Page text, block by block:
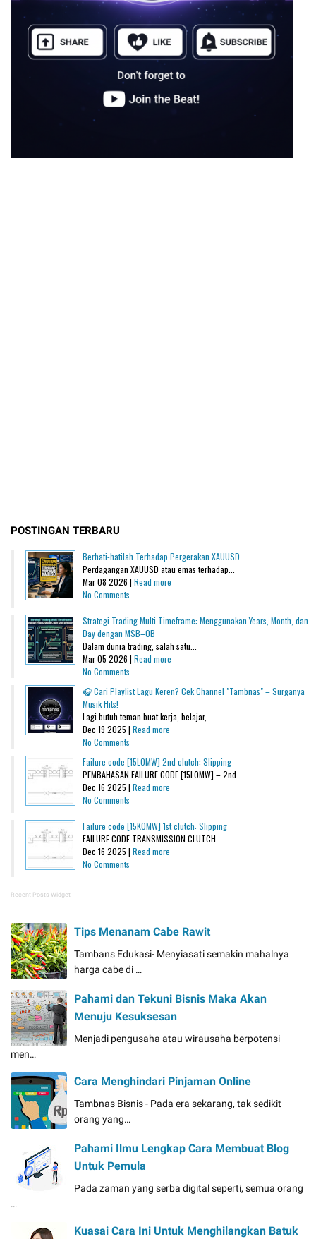
POSTINGAN TERBARU
Berhati-hatilah Terhadap Pergerakan XAUUSD
Perdagangan XAUUSD atau emas terhadap...
Mar 08 2026 | Read more
No Comments
Strategi Trading Multi Timeframe: Menggunakan Years, Month, dan
Day dengan MSB–OB
Dalam dunia trading, salah satu...
Mar 05 2026 | Read more
No Comments
🎧 Cari Playlist Lagu Keren? Cek Channel "Tambnas" – Surganya
Musik Hits!
Lagi butuh teman buat kerja, belajar,...
Dec 19 2025 | Read more
No Comments
Failure code [15L0MW] 2nd clutch: Slipping
PEMBAHASAN FAILURE CODE [15L0MW] – 2nd...
Dec 16 2025 | Read more
No Comments
Failure code [15K0MW] 1st clutch: Slipping
FAILURE CODE TRANSMISSION CLUTCH...
Dec 16 2025 | Read more
No Comments
Recent Posts Widget
Tips Menanam Cabe Rawit
Tambans Edukasi- Menyiasati semakin mahalnya
harga cabe di …
Pahami dan Tekuni Bisnis Maka Akan
Menuju Kesuksesan
Menjadi pengusaha atau wirausaha berpotensi
men…
Cara Menghindari Pinjaman Online
Tambnas Bisnis - Pada era sekarang, tak sedikit
orang yang…
Pahami Ilmu Lengkap Cara Membuat Blog
Untuk Pemula
Pada zaman yang serba digital seperti, semua orang
…
Kuasai Cara Ini Untuk Menghilangkan Batuk